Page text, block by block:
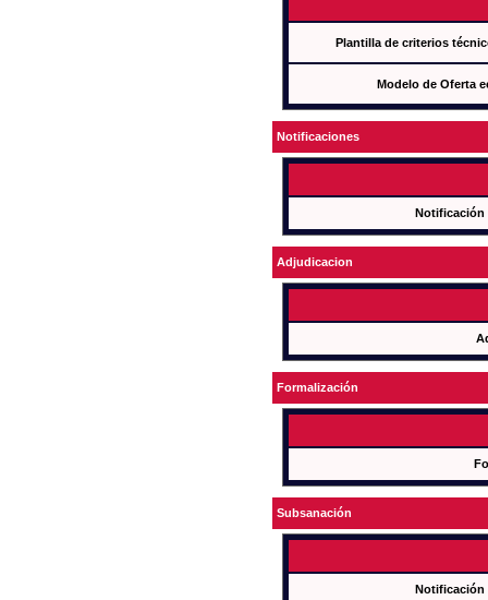
Plantilla de criterios
Modelo de Oferta
Notificaciones
Notificación
Adjudicacion
Formalización
Subsanación
Notificación